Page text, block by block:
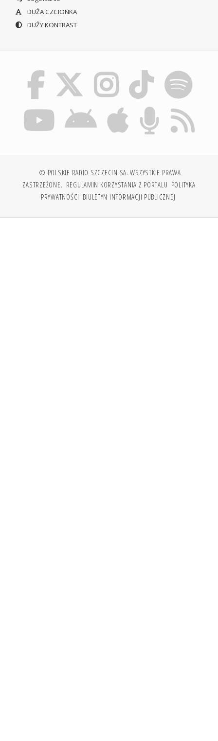
DUŻA CZCIONKA
DUŻY KONTRAST
© POLSKIE RADIO SZCZECIN SA. WSZYSTKIE PRAWA
ZASTRZEŻONE. REGULAMIN KORZYSTANIA Z PORTALU POLITYKA
PRYWATNOŚCI BIULETYN INFORMACJI PUBLICZNEJ